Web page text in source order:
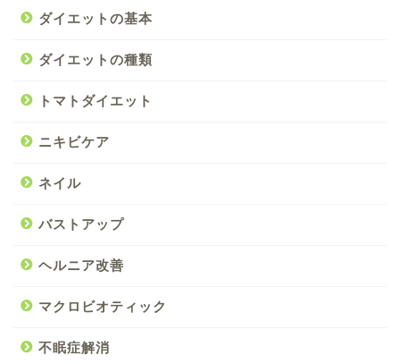
ダイエットの基本
ダイエットの種類
トマトダイエット
ニキビケア
ネイル
バストアップ
ヘルニア改善
マクロビオティック
不眠症解消